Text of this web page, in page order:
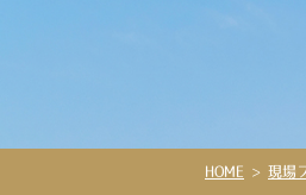
HOME > 現場